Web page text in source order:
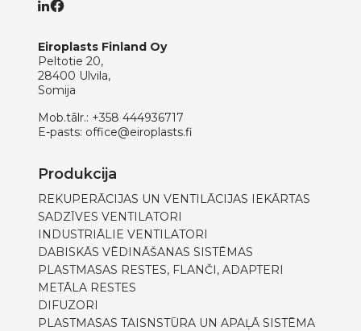
Eiroplasts Finland Oy
Peltotie 20,
28400 Ulvila,
Somija
Mob.tālr.: +358 444936717
E-pasts: office@eiroplasts.fi
Produkcija
REKUPERĀCIJAS UN VENTILĀCIJAS IEKĀRTAS
SADZĪVES VENTILATORI
INDUSTRIĀLIE VENTILATORI
DABISKĀS VĒDINĀŠANAS SISTĒMAS
PLASTMASAS RESTES, FLANČI, ADAPTERI
METĀLA RESTES
DIFUZORI
PLASTMASAS TAISNSTŪRA UN APAĻĀ SISTĒMA